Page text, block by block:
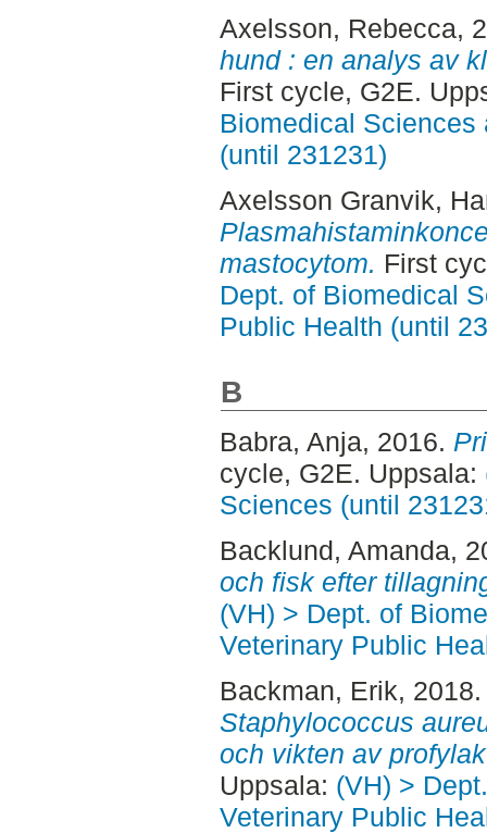
Axelsson, Rebecca,
hund : en analys av
First cycle, G2E.
Biomedical Sciences
(until 231231)
Axelsson Granvik,
mastocytom. First
Dept. of Biomedical
Public Health (until
B
Babra, Anja, 2016.
cycle, G2E. Uppsala:
Sciences (until
Backlund, Amanda,
och fisk efter
(VH) > Dept. of
Veterinary Public
Backman, Erik,
Staphylococcus
och vikten av
Uppsala: (VH) >
Veterinary Public